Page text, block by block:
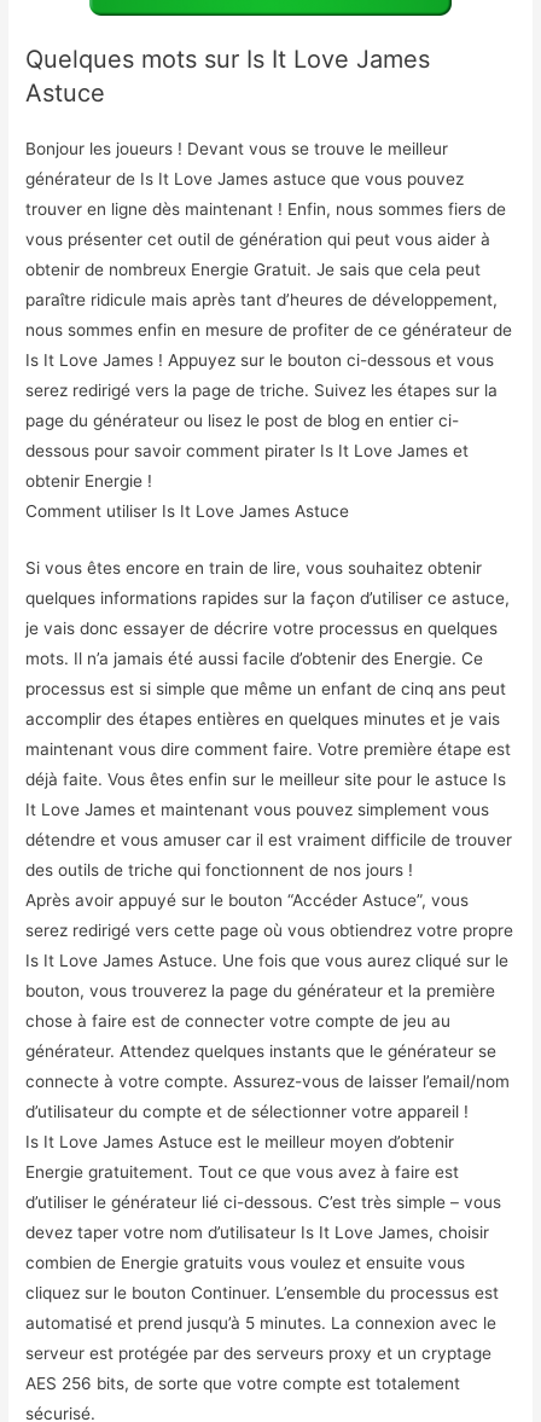
Quelques mots sur Is It Love James
Astuce
Bonjour les joueurs ! Devant vous se trouve le meilleur
générateur de Is It Love James astuce que vous pouvez
trouver en ligne dès maintenant ! Enfin, nous sommes fiers de
vous présenter cet outil de génération qui peut vous aider à
obtenir de nombreux Energie Gratuit. Je sais que cela peut
paraître ridicule mais après tant d’heures de développement,
nous sommes enfin en mesure de profiter de ce générateur de
Is It Love James ! Appuyez sur le bouton ci-dessous et vous
serez redirigé vers la page de triche. Suivez les étapes sur la
page du générateur ou lisez le post de blog en entier ci-
dessous pour savoir comment pirater Is It Love James et
obtenir Energie !
Comment utiliser Is It Love James Astuce
Si vous êtes encore en train de lire, vous souhaitez obtenir
quelques informations rapides sur la façon d’utiliser ce astuce,
je vais donc essayer de décrire votre processus en quelques
mots. Il n’a jamais été aussi facile d’obtenir des Energie. Ce
processus est si simple que même un enfant de cinq ans peut
accomplir des étapes entières en quelques minutes et je vais
maintenant vous dire comment faire. Votre première étape est
déjà faite. Vous êtes enfin sur le meilleur site pour le astuce Is
It Love James et maintenant vous pouvez simplement vous
détendre et vous amuser car il est vraiment difficile de trouver
des outils de triche qui fonctionnent de nos jours !
Après avoir appuyé sur le bouton “Accéder Astuce”, vous
serez redirigé vers cette page où vous obtiendrez votre propre
Is It Love James Astuce. Une fois que vous aurez cliqué sur le
bouton, vous trouverez la page du générateur et la première
chose à faire est de connecter votre compte de jeu au
générateur. Attendez quelques instants que le générateur se
connecte à votre compte. Assurez-vous de laisser l’email/nom
d’utilisateur du compte et de sélectionner votre appareil !
Is It Love James Astuce est le meilleur moyen d’obtenir
Energie gratuitement. Tout ce que vous avez à faire est
d’utiliser le générateur lié ci-dessous. C’est très simple – vous
devez taper votre nom d’utilisateur Is It Love James, choisir
combien de Energie gratuits vous voulez et ensuite vous
cliquez sur le bouton Continuer. L’ensemble du processus est
automatisé et prend jusqu’à 5 minutes. La connexion avec le
serveur est protégée par des serveurs proxy et un cryptage
AES 256 bits, de sorte que votre compte est totalement
sécurisé.